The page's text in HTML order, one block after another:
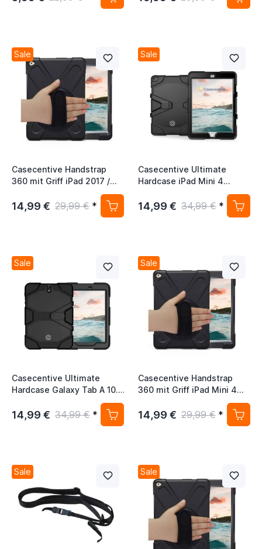
Sale
Casecentive Handstrap
360 mit Griff iPad 2017 /
14,99 € 29,99 € *
Sale
Casecentive Ultimate
Hardcase iPad Mini 4
14,99 € 34,99 € *
Sale
Casecentive Ultimate
Hardcase Galaxy Tab A 10.1
14,99 € 34,99 € *
Sale
Casecentive Handstrap
360 mit Griff iPad Mini 4
14,99 € 29,99 € *
Sale Sale